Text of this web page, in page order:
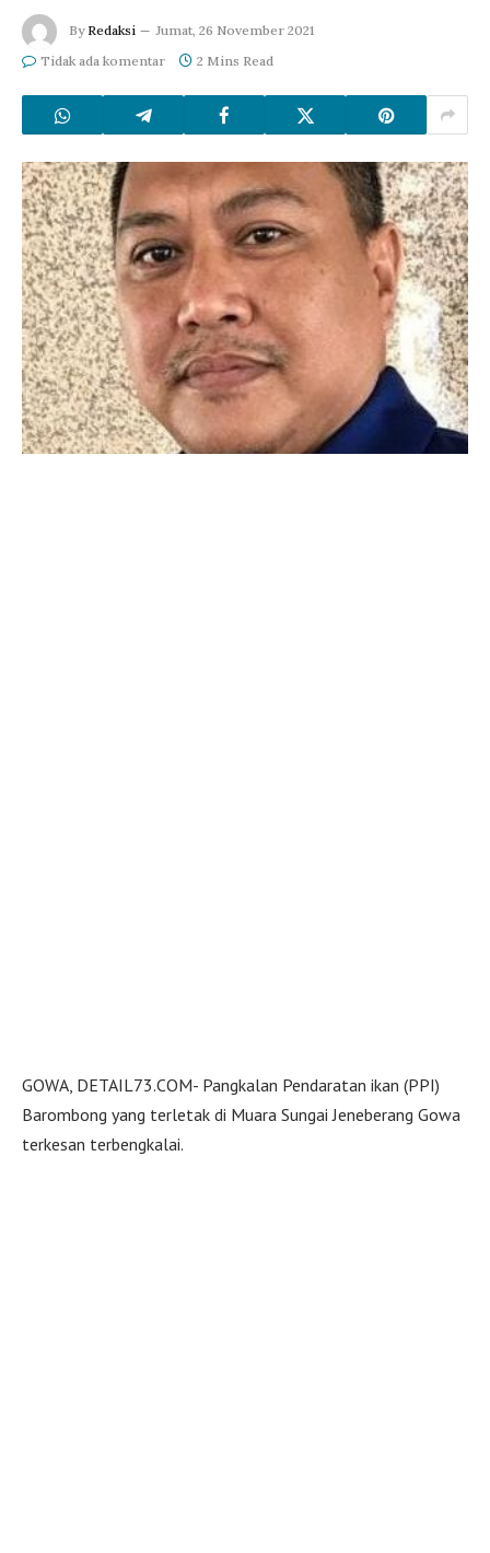
By Redaksi
Jumat, 26 November 2021
Tidak ada komentar
2 Mins Read
GOWA, DETAIL73.COM- Pangkalan Pendaratan ikan (PPI)
Barombong yang terletak di Muara Sungai Jeneberang Gowa
terkesan terbengkalai.